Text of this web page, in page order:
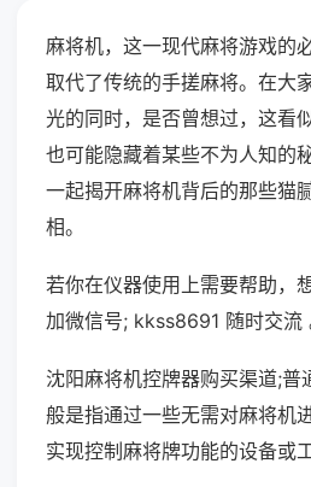
麻将机，这一现代麻将游戏的
取代了传统的手搓麻将。在大
光的同时，是否曾想过，这看
也可能隐藏着某些不为人知的
一起揭开麻将机背后的那些猫
相。
若你在仪器使用上需要帮助，
加微信号; kkss8691 随时交流
沈阳麻将机控牌器购买渠道;普
般是指通过一些无需对麻将机
实现控制麻将牌功能的设备或工